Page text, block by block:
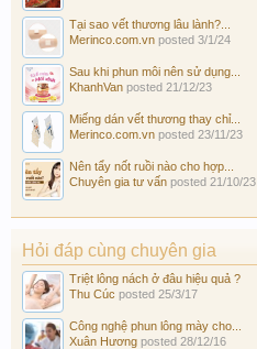
Tại sao vết thương lâu lành?...
Merinco.com.vn posted 3/1/24
Sau khi phun môi nên sử dụng...
KhanhVan posted 21/12/23
Miếng dán vết thương thay chỉ...
Merinco.com.vn posted 23/11/23
Nên tẩy nốt ruồi nào cho hợp...
Chuyên gia tư vấn posted 21/10/23
Hỏi đáp cùng chuyên gia
Triệt lông nách ở đâu hiệu quả ?
Thu Cúc posted 25/3/17
Công nghệ phun lông mày cho...
Xuân Hương posted 28/12/16